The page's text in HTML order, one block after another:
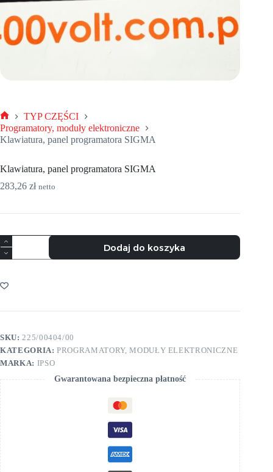
Strona
główna
TYP CZĘŚCI
Programatory, moduły elektroniczne
Klawiatura, panel programatora SIGMA
Klawiatura, panel programatora SIGMA
283,26 zł netto
ilość
Klawiatura,
panel
SIGMA
Dodaj do koszyka
SKU:225/00404/00
KATEGORIA:PROGRAMATORY, MODUŁY ELEKTRONICZNE
MARKA: IPSO
Gwarantowana bezpieczna płatność